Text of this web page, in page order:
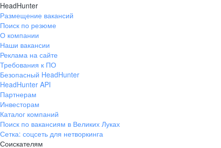
HeadHunter
Размещение вакансий
Поиск по резюме
О компании
Наши вакансии
Реклама на сайте
Требования к ПО
Безопасный HeadHunter
HeadHunter API
Партнерам
Инвесторам
Каталог компаний
Поиск по вакансиям в Великих Луках
Сетка: соцсеть для нетворкинга
Соискателям